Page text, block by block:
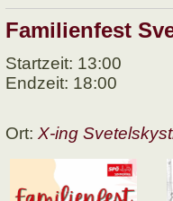
Familienfest
Startzeit: 13:00
Endzeit: 18:00
Ort: X-ing